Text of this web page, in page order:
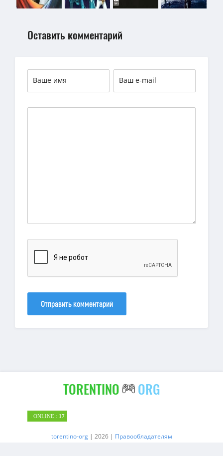
Оставить комментарий
Отправить комментарий
TORENTINO ORG
ONLINE : 17
torentino-org| 2026 | Правообладателям